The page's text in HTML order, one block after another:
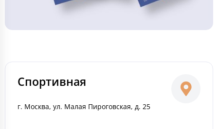
Спортивная
г. Москва, ул. Малая Пироговская, д. 25